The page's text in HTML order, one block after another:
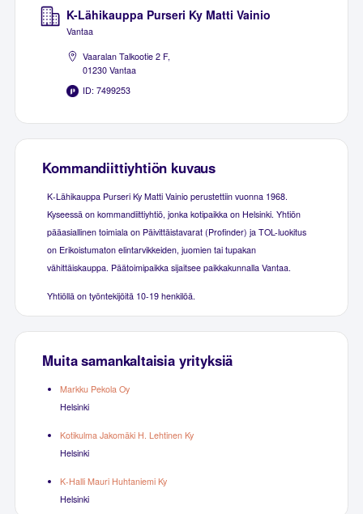
K-Lähikauppa Purseri Ky Matti Vainio
Vantaa
Vaaralan Talkootie 2 F,
01230 Vantaa
ID: 7499253
Kommandiittiyhtiön kuvaus
K-Lähikauppa Purseri Ky Matti Vainio perustettiin vuonna 1968.
Kyseessä on kommandiittiyhtiö, jonka kotipaikka on Helsinki. Yhtiön
pääasiallinen toimiala on Päivittäistavarat (Profinder) ja TOL-luokitus
on Erikoistumaton elintarvikkeiden, juomien tai tupakan
vähittäiskauppa. Päätoimipaikka sijaitsee paikkakunnalla Vantaa.
Yhtiöllä on työntekijöitä 10-19 henkilöä.
Muita samankaltaisia yrityksiä
Markku Pekola Oy
Helsinki
Kotikulma Jakomäki H. Lehtinen Ky
Helsinki
K-Halli Mauri Huhtaniemi Ky
Helsinki